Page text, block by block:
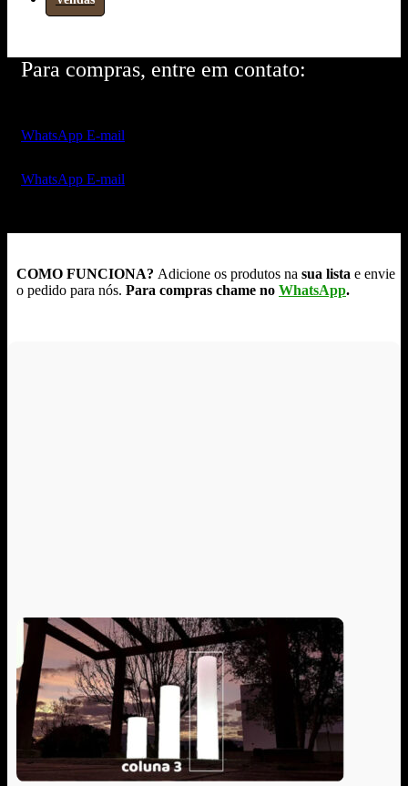
Para compras, entre em contato:
WhatsApp E-mail
WhatsApp E-mail
COMO FUNCIONA? Adicione os produtos na sua lista e envie
o pedido para nós. Para compras chame no WhatsApp.